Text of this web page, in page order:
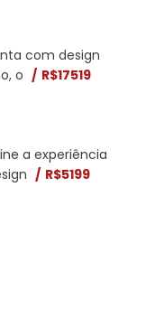
com design
o
R$17519
a experiência
R$5199